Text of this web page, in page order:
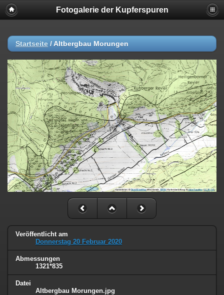
Fotogalerie der Kupferspuren
Startseite / Altbergbau Morungen
Veröffentlicht am
Donnerstag 20 Februar 2020
Abmessungen
1321*835
Datei
Altbergbau Morungen.jpg